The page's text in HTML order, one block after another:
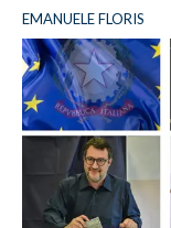
EMANUELE FLORIS